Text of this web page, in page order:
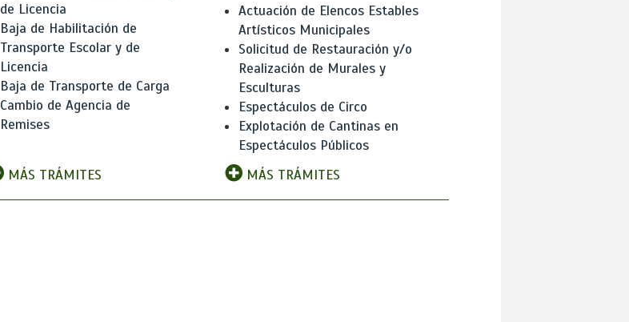
de Licencia
Baja de Habilitación de
Transporte Escolar y de
Licencia
Baja de Transporte de Carga
Cambio de Agencia de
Remises
MÁS TRÁMITES
Actuación de Elencos Estables
Artísticos Municipales
Solicitud de Restauración y/o
Realización de Murales y
Esculturas
Espectáculos de Circo
Explotación de Cantinas en
Espectáculos Públicos
MÁS TRÁMITES